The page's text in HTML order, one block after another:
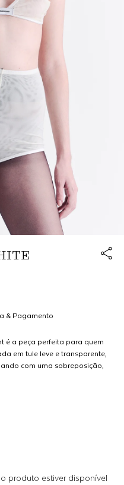
Link
& Pagamento
é a peça perfeita para quem
em tule leve e transparente,
com uma sobreposição,
produto estiver disponível